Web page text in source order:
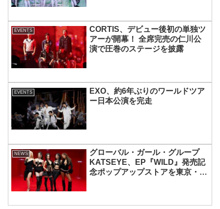
EVENTS
CORTIS、デビュー後初の単独ツ
アーが開幕！ 全席完売の仁川公
演で圧巻のステージを披露
EVENTS
EXO、約6年ぶりのワールドツア
ー日本公演を完走
NEWS
グローバル・ガール・グループ
KATSEYE、EP『WILD』発売記
念ポップアップストアを東京・原